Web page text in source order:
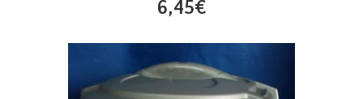
6,45€